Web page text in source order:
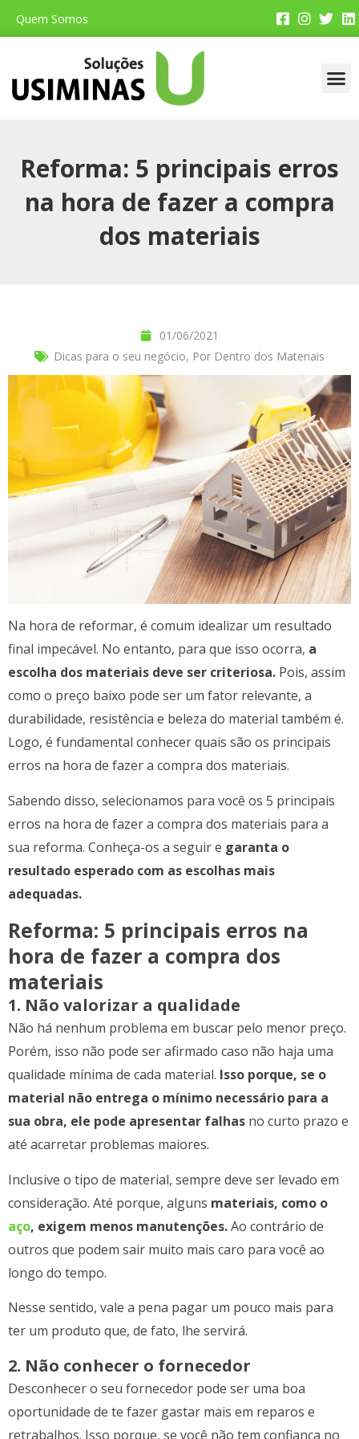
Quem Somos
Reforma: 5 principais erros
na hora de fazer a compra
dos materiais
01/06/2021
Dicas para o seu negócio, Por Dentro dos Materiais
Na hora de reformar, é comum idealizar um resultado
final impecável. No entanto, para que isso ocorra, a
escolha dos materiais deve ser criteriosa. Pois, assim
como o preço baixo pode ser um fator relevante, a
durabilidade, resistência e beleza do material também é.
Logo, é fundamental conhecer quais são os principais
erros na hora de fazer a compra dos materiais.
Sabendo disso, selecionamos para você os 5 principais
erros na hora de fazer a compra dos materiais para a
sua reforma. Conheça-os a seguir e garanta o
resultado esperado com as escolhas mais
adequadas.
Reforma: 5 principais erros na
hora de fazer a compra dos
materiais
1. Não valorizar a qualidade
Não há nenhum problema em buscar pelo menor preço.
Porém, isso não pode ser afirmado caso não haja uma
qualidade mínima de cada material. Isso porque, se o
material não entrega o mínimo necessário para a
sua obra, ele pode apresentar falhas no curto prazo e
até acarretar problemas maiores.
Inclusive o tipo de material, sempre deve ser levado em
consideração. Até porque, alguns materiais, como o
aço, exigem menos manutenções.Ao contrário de
outros que podem sair muito mais caro para você ao
longo do tempo.
Nesse sentido, vale a pena pagar um pouco mais para
ter um produto que, de fato, lhe servirá.
2. Não conhecer o fornecedor
Desconhecer o seu fornecedor pode ser uma boa
oportunidade de te fazer gastar mais em reparos e
retrabalhos. Isso porque, se você não tem confiança no